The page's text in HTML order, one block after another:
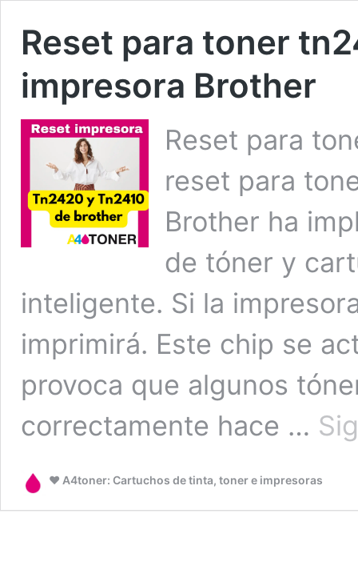
Reset para toner
impresora Brother
Reset para
reset para
Brother ha
de tóner y
inteligente. Si la
imprimirá. Este chip se
provoca que algunos
correctamente hace …
❤️ A4toner: Cartuchos de tinta, toner e impresoras